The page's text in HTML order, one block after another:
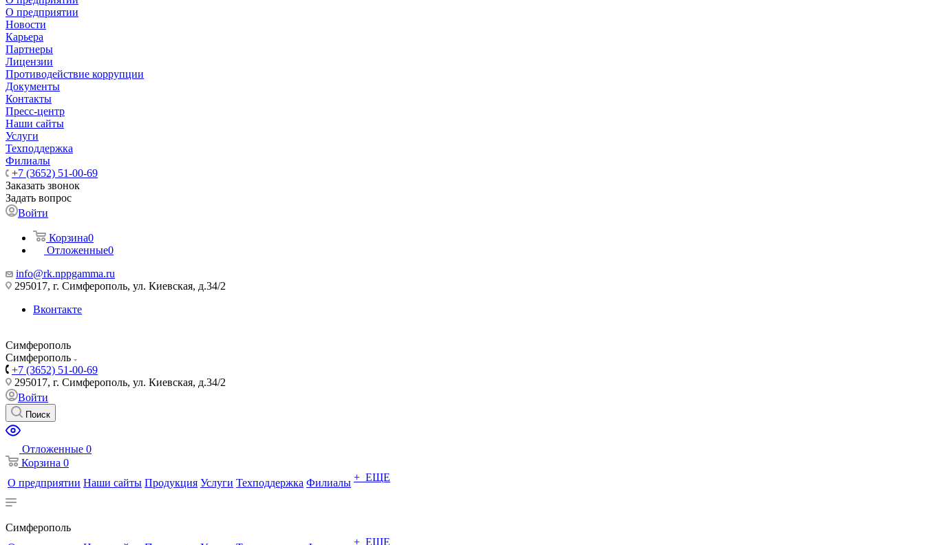
О предприятии
Новости
Карьера
Партнеры
Лицензии
Противодействие коррупции
Документы
Контакты
Пресс-центр
Наши сайты
Услуги
Техподдержка
Филиалы
+7 (3652) 51-00-69
Заказать звонок
Задать вопрос
Войти
Корзина0
Отложенные0
info@rk.nppgamma.ru
295017, г. Симферополь, ул. Киевская, д.34/2
Вконтакте
Симферополь
Симферополь
+7 (3652) 51-00-69
295017, г. Симферополь, ул. Киевская, д.34/2
Войти
Поиск
Отложенные 0
Корзина 0
О предприятии Наши сайты Продукция Услуги Техподдержка Филиалы + ЕЩЕ
Симферополь
+ ЕЩЕ